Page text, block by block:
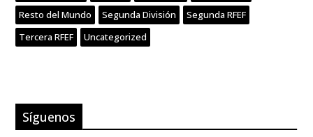
Resto del Mundo
Segunda División
Segunda RFEF
Tercera RFEF
Uncategorized
Síguenos